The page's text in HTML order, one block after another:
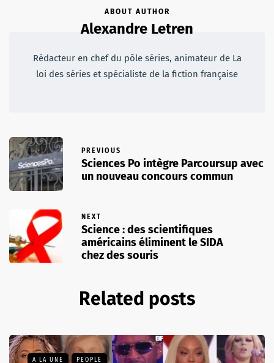
ABOUT AUTHOR
Alexandre Letren
Rédacteur en chef du pôle séries, animateur de La
loi des séries et spécialiste de la fiction française
PREVIOUS
Sciences Po intègre Parcoursup avec
un nouveau concours commun
NEXT
Science : des scientifiques
américains éliminent le SIDA
chez des souris
Related posts
A LA UNE PEOPLE